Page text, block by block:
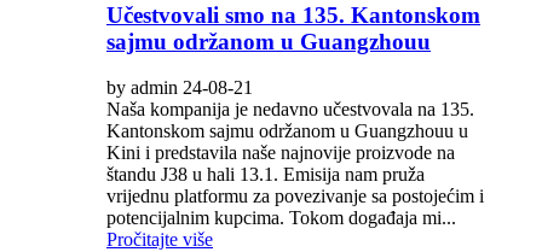
Učestvovali smo na 135. Kantonskom
sajmu održanom u Guangzhouu
by admin 24-08-21
Naša kompanija je nedavno učestvovala na 135.
Kantonskom sajmu održanom u Guangzhouu u
Kini i predstavila naše najnovije proizvode na
štandu J38 u hali 13.1. Emisija nam pruža
vrijednu platformu za povezivanje sa postojećim i
potencijalnim kupcima. Tokom događaja mi...
Pročitajte više